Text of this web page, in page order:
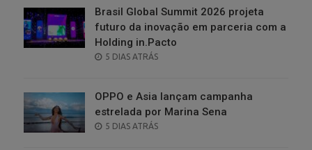
Brasil Global Summit 2026 projeta
futuro da inovação em parceria com a
Holding in.Pacto
POSTED
5 DIAS ATRÁS
OPPO e Asia lançam campanha
estrelada por Marina Sena
POSTED
5 DIAS ATRÁS